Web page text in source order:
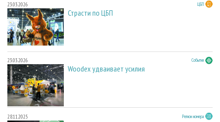
23.03.2026 ЦБП
Страсти по ЦБП
23.03.2026 События
Woodex удваивает усилия
28.11.2025 Регион номера